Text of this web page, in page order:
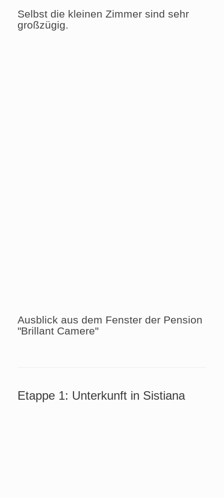
Selbst die kleinen Zimmer sind sehr
großzügig.
Ausblick aus dem Fenster der Pension
"Brillant Camere"
Etappe 1: Unterkunft in Sistiana